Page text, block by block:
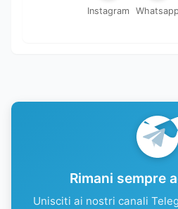
Instagram Whatsapp
Rimani sempre
Unisciti ai nostri canali